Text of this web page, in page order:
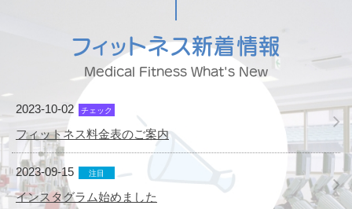
フィットネス新着情報
Medical Fitness What's New
2023-10-02 チェック
フィットネス料金表のご案内
2023-09-15 注目
インスタグラム始めました